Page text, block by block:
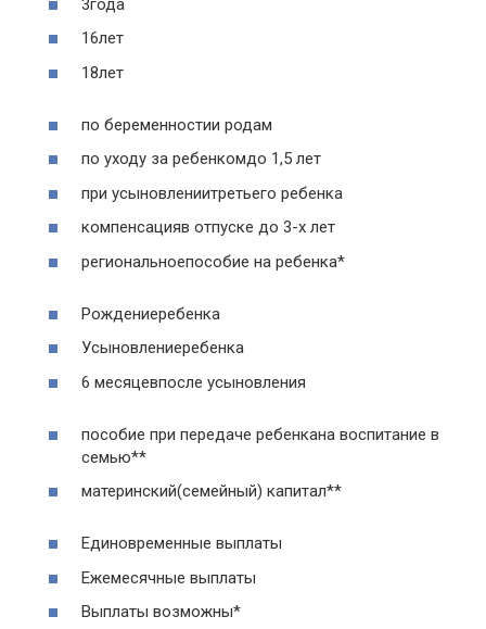
3года
16лет
18лет
по беременностии родам
по уходу за ребенкомдо 1,5 лет
при усыновлениитретьего ребенка
компенсацияв отпуске до 3-х лет
региональноепособие на ребенка*
Рождениеребенка
Усыновлениеребенка
6 месяцевпосле усыновления
пособие при передаче ребенкана воспитание в
семью**
материнский(семейный) капитал**
Единовременные выплаты
Ежемесячные выплаты
Выплаты возможны*